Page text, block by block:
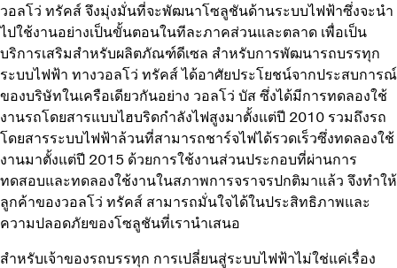
วอลโว่ ทรัคส์ จึงมุ่งมั่นที่จะพัฒนาโซลูชันด้านระบบไฟฟ้าซึ่งจะนำ
ไปใช้งานอย่างเป็นขั้นตอนในทีละภาคส่วนและตลาด เพื่อเป็น
บริการเสริมสำหรับผลิตภัณฑ์ดีเซล สำหรับการพัฒนารถบรรทุก
ระบบไฟฟ้า ทางวอลโว่ ทรัคส์ ได้อาศัยประโยชน์จากประสบการณ์
ของบริษัทในเครือเดียวกันอย่าง วอลโว่ บัส ซึ่งได้มีการทดลองใช้
งานรถโดยสารแบบไฮบริดกำลังไฟสูงมาตั้งแต่ปี 2010 รวมถึงรถ
โดยสารระบบไฟฟ้าล้วนที่สามารถชาร์จไฟได้รวดเร็วซึ่งทดลองใช้
งานมาตั้งแต่ปี 2015 ด้วยการใช้งานส่วนประกอบที่ผ่านการ
ทดสอบและทดลองใช้งานในสภาพการจราจรปกติมาแล้ว จึงทำให้
ลูกค้าของวอลโว่ ทรัคส์ สามารถมั่นใจได้ในประสิทธิภาพและ
ความปลอดภัยของโซลูชันที่เรานำเสนอ
สำหรับเจ้าของรถบรรทุก การเปลี่ยนสู่ระบบไฟฟ้าไม่ใช่แค่เรื่อง